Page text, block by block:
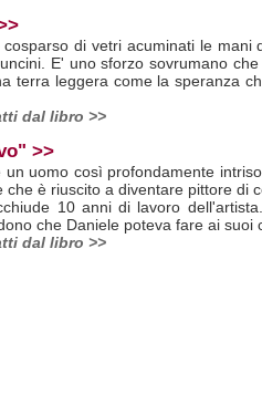
di vetri acuminati le mani
E' uno sforzo sovrumano
terra leggera come la speranza
dal libro >>
>>
un uomo così profondamente
che è riuscito a diventare pittore di
10 anni di lavoro
che Daniele poteva fare ai suoi
dal libro >>